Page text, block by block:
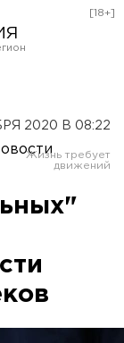
[18+]
2020 В 08:22